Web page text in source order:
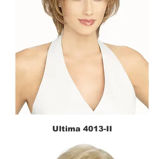
Ultima 4013-II